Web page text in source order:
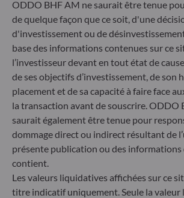
Gallusanlage 8
60329 Frankfurt am Main
Allemagne
+49 (0) 69 920 50 0
Société de Gestion de Portefeuille agréée
Bundesanstalt für
Enregistrement commercial : HRB 11971
Düsseldorf
ODDO BHF Asset Management LUX
6, rue Gabriel Lippmann
L-5365 Munsbach
Luxembourg
ODDO BHF AM ne saurait être tenue
de quelque façon que ce soit, d'une
d'investissement ou de
base des informations contenues sur ce
l’investisseur devant en tout état de
de ses objectifs d’investissement, de son
placement et de sa capacité à faire face
la transaction avant de souscrire. ODDO
saurait également être tenue pour
dommage direct ou indirect résultant de
présente publication ou des informations
contient.
Les valeurs liquidatives affichées sur ce
titre indicatif uniquement. Seule la